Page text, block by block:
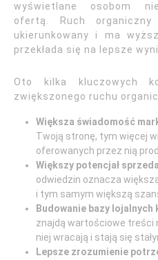
wyświetlane osobom
ofertą. Ruch
ukierunkowany i ma
przekłada się na lepsze
Oto kilka kluczowych
zwiększonego ruchu
Większa świadomość
Twoją stronę, tym więcej
oferowanych przez nią
Większy potencjał
odwiedzin oznacza
i tym samym większą
Budowanie bazy lojalnych
znajdą wartościowe treści
niej wracają i stają się
Lepsze zrozumienie